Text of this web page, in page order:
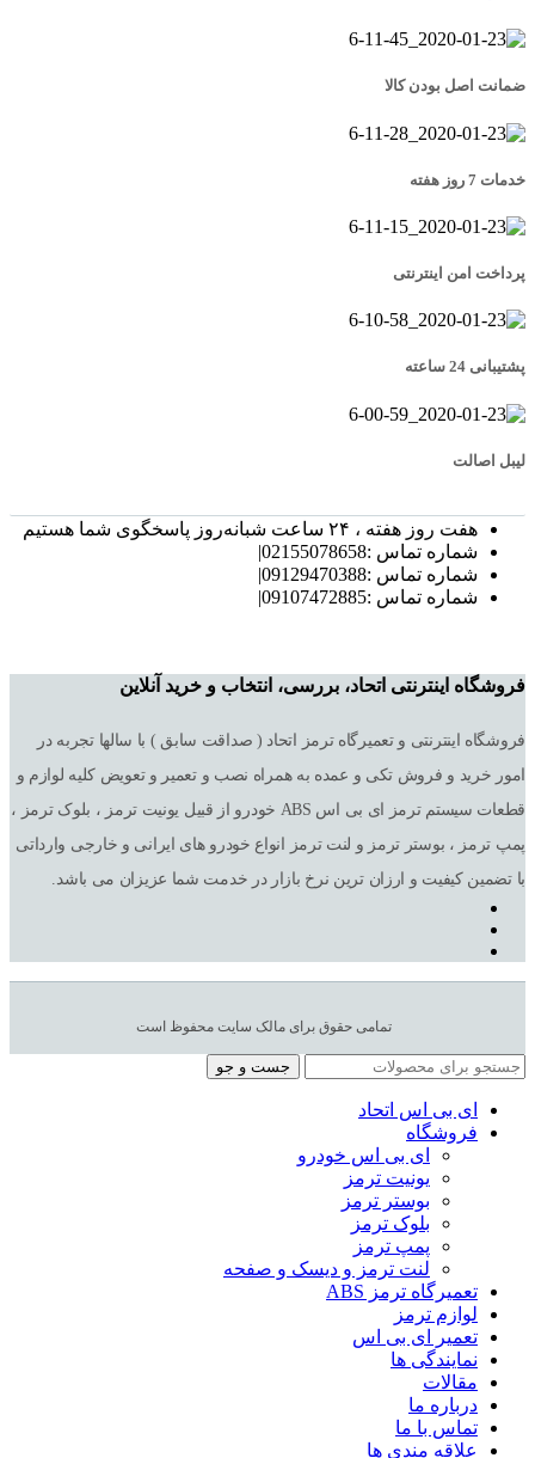
ضمانت اصل بودن کالا
خدمات 7 روز هفته
پرداخت امن اینترنتی
پشتیبانی 24 ساعته
لیبل اصالت
هفت روز هفته ، ۲۴ ساعت شبانه‌روز پاسخگوی شما هستیم
شماره تماس :02155078658|
شماره تماس :09129470388|
شماره تماس :09107472885|
فروشگاه اینترنتی اتحاد، بررسی، انتخاب و خرید آنلاین
فروشگاه اینترنتی و تعمیرگاه ترمز اتحاد ( صداقت سابق ) با سالها تجربه در
امور خرید و فروش تکی و عمده به همراه نصب و تعمیر و تعویض کلیه لوازم و
قطعات سیستم ترمز ای بی اس ABS خودرو از قبیل یونیت ترمز ، بلوک ترمز ،
پمپ ترمز ، بوستر ترمز و لنت ترمز انواع خودرو های ایرانی و خارجی وارداتی
با تضمین کیفیت و ارزان ترین نرخ بازار در خدمت شما عزیزان می باشد.
تمامی حقوق برای مالک سایت محفوظ است
جست و جو
ای بی اس اتحاد
فروشگاه
ای بی اس خودرو
یونیت ترمز
بوستر ترمز
بلوک ترمز
پمپ ترمز
لنت ترمز و دیسک و صفحه
تعمیرگاه ترمز ABS
لوازم ترمز
تعمیر ای بی اس
نمایندگی ها
مقالات
درباره ما
تماس با ما
علاقه مندی ها